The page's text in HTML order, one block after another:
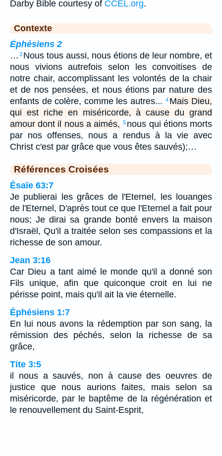
Darby Bible courtesy of CCEL.org.
Contexte
Éphésiens 2
… 3 Nous tous aussi, nous étions de leur nombre, et
nous vivions autrefois selon les convoitises de
notre chair, accomplissant les volontés de la chair
et de nos pensées, et nous étions par nature des
enfants de colère, comme les autres...
4 Mais Dieu,
qui est riche en miséricorde, à cause du grand
amour dont il nous a aimés,
5 nous qui étions morts
par nos offenses, nous a rendus à la vie avec
Christ c'est par grâce que vous êtes sauvés);…
Références Croisées
Ésaïe 63:7
Je publierai les grâces de l'Eternel, les louanges
de l'Eternel, D'après tout ce que l'Eternel a fait pour
nous; Je dirai sa grande bonté envers la maison
d'Israël, Qu'il a traitée selon ses compassions et la
richesse de son amour.
Jean 3:16
Car Dieu a tant aimé le monde qu'il a donné son
Fils unique, afin que quiconque croit en lui ne
périsse point, mais qu'il ait la vie éternelle.
Éphésiens 1:7
En lui nous avons la rédemption par son sang, la
rémission des péchés, selon la richesse de sa
grâce,
Tite 3:5
il nous a sauvés, non à cause des oeuvres de
justice que nous aurions faites, mais selon sa
miséricorde, par le baptême de la régénération et
le renouvellement du Saint-Esprit,